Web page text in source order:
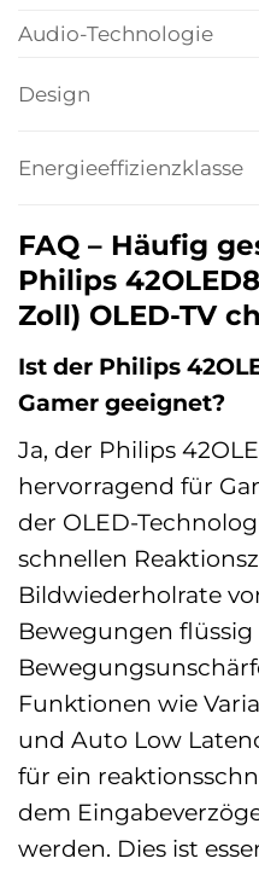
Audio-Technologie
Design
Energieeffizienzklasse
FAQ – Häufig
Philips
Zoll) OLED-TV
Ist der Philips
Gamer geeignet?
Ja, der Philips
hervorragend für
der OLED-
schnellen
Bildwiederholrate
Bewegungen
Funktionen wie
und Auto Low
für ein
dem
werden. Dies ist